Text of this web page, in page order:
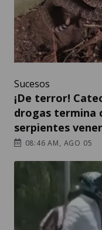
Sucesos
¡De terror!
drogas termina
serpientes
08:46 AM, AGO 05